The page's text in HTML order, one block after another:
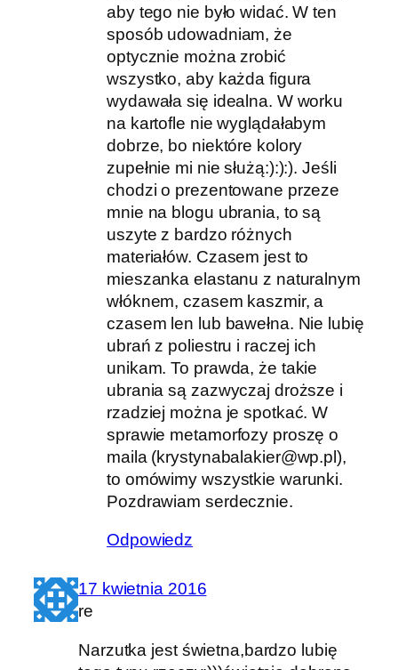
aby tego nie było widać. W ten
sposób udowadniam, że
optycznie można zrobić
wszystko, aby każda figura
wydawała się idealna. W worku
na kartofle nie wyglądałabym
dobrze, bo niektóre kolory
zupełnie mi nie służą:):):). Jeśli
chodzi o prezentowane przeze
mnie na blogu ubrania, to są
uszyte z bardzo różnych
materiałów. Czasem jest to
mieszanka elastanu z naturalnym
włóknem, czasem kaszmir, a
czasem len lub bawełna. Nie lubię
ubrań z poliestru i raczej ich
unikam. To prawda, że takie
ubrania są zazwyczaj droższe i
rzadziej można je spotkać. W
sprawie metamorfozy proszę o
maila (krystynabalakier@wp.pl),
to omówimy wszystkie warunki.
Pozdrawiam serdecznie.
Odpowiedz
17 kwietnia 2016
re
Narzutka jest świetna,bardzo lubię